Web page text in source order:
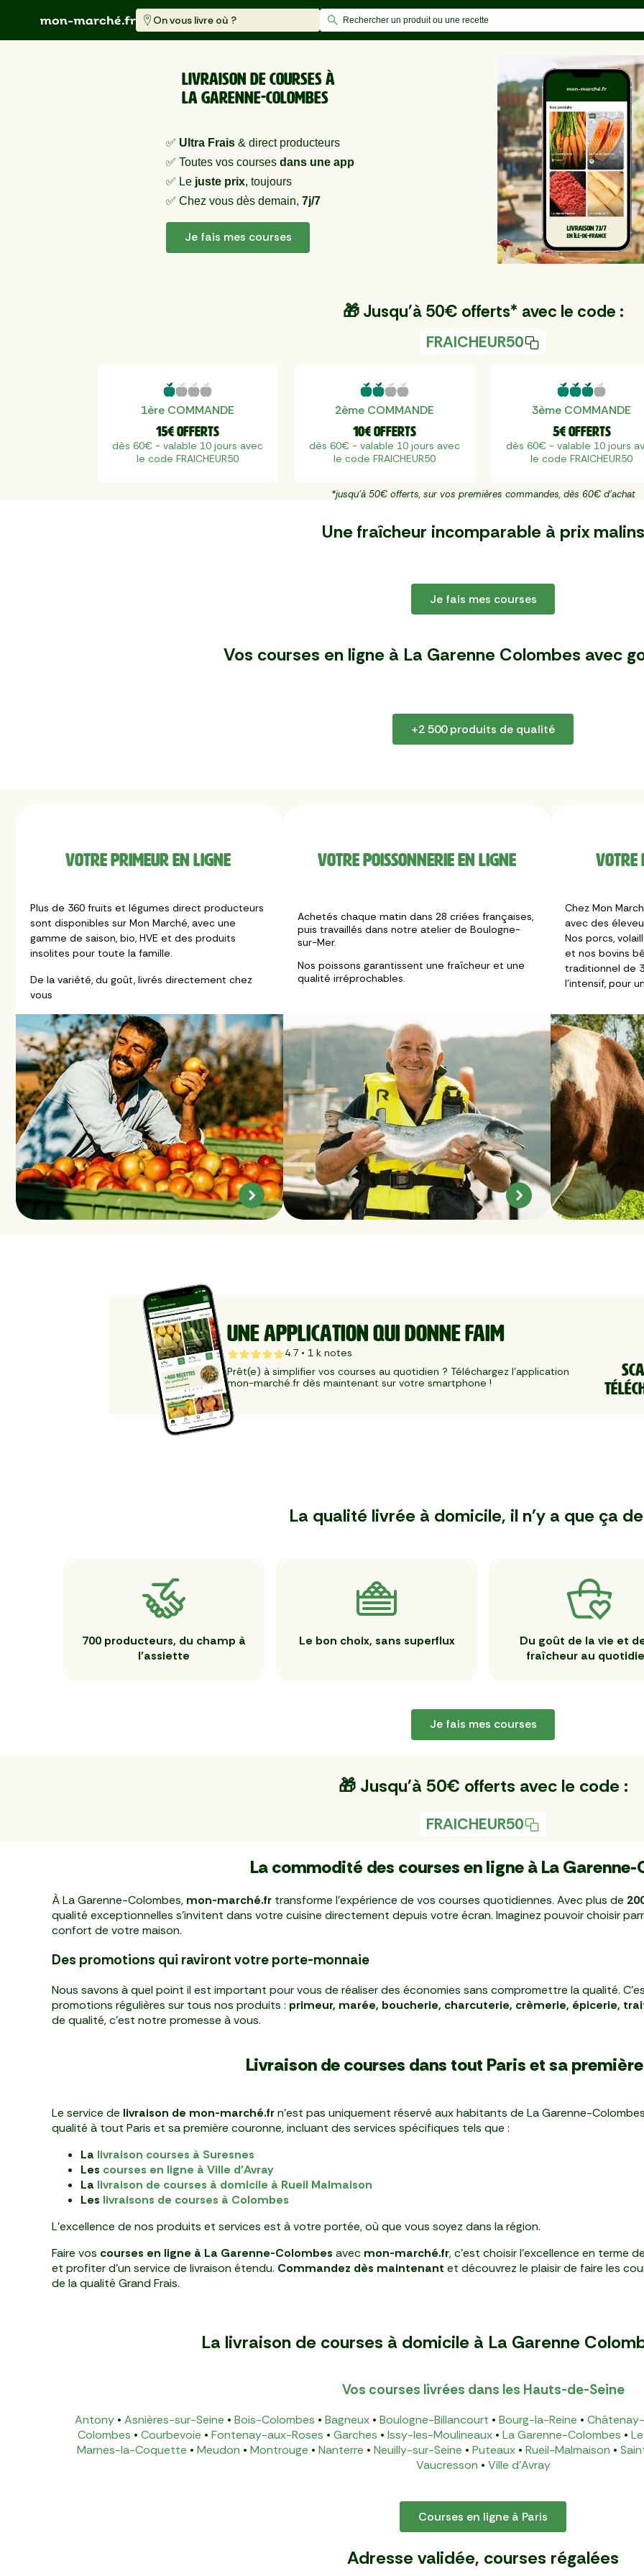
On vous livre où ?
Livraison de courses à
La Garenne-Colombes
✅ Ultra Frais & direct producteurs
✅ Toutes vos courses dans une app
✅ Le juste prix, toujours
✅ Chez vous dès demain, 7j/7
Je fais mes courses
🎁 Jusqu'à 50€ offerts* avec le code :
FRAICHEUR50
1ère COMMANDE
15€ offerts
dès 60€ - valable 10 jours avec
le code FRAICHEUR50
2ème COMMANDE
10€ offerts
dès 60€ - valable 10 jours avec
le code FRAICHEUR50
3ème COMMANDE
5€ offerts
dès 60€ - valable 10 jours
le code FRAICHEUR50
*jusqu'à 50€ offerts, sur vos premières commandes, dès 60€ d'achat
Une fraîcheur incomparable à prix malins
Je fais mes courses
Vos courses en ligne à La Garenne Colombes avec
+2 500 produits de qualité
Votre primeur en ligne
Plus de 360 fruits et légumes direct producteurs
sont disponibles sur Mon Marché, avec une
gamme de saison, bio, HVE et des produits
insolites pour toute la famille.
De la variété, du goût, livrés directement chez
vous
Votre poissonnerie en ligne
Achetés chaque matin dans 28 criées françaises,
puis travaillés dans notre atelier de Boulogne-
sur-Mer.
Nos poissons garantissent une fraîcheur et une
qualité irréprochables.
Votre
Chez Mon
avec des
Nos porcs,
et nos bovins
traditionnel de
l’intensif, pour
UNE APPLICATION QUI DONNE FAIM
4.7 •1 k notes
Prêt(e) à simplifier vos courses au quotidien ? Téléchargez l'application
mon-marché.fr dès maintenant sur votre smartphone !
La qualité livrée à domicile, il n'y a que ça
700 producteurs, du champ à
l'assiette
Le bon choix, sans superflux
Du goût de la vie et
fraîcheur au
Je fais mes courses
🎁 Jusqu'à 50€ offerts avec le code :
FRAICHEUR50
La commodité des courses en ligne à La Garenne-
À La Garenne-Colombes, mon-marché.fr transforme l'expérience de vos courses quotidiennes. Avec plus de
qualité exceptionnelles s'invitent dans votre cuisine directement depuis votre écran. Imaginez pouvoir choisir
confort de votre maison.
Des promotions qui raviront votre porte-monnaie
Nous savons à quel point il est important pour vous de réaliser des économies sans compromettre la qualité.
promotions régulières sur tous nos produits : primeur, marée, boucherie, charcuterie, crèmerie, épicerie,
de qualité, c'est notre promesse à vous.
Livraison de courses dans tout Paris et sa
Le service de livraison de mon-marché.frn'est pas uniquement réservé aux habitants de La Garenne-
qualité à tout Paris et sa première couronne, incluant des services spécifiques tels que :
La livraison courses à Suresnes
Les courses en ligne à Ville d'Avray
La livraison de courses à domicile à Rueil Malmaison
Les livraisons de courses à Colombes
L'excellence de nos produits et services est à votre portée, où que vous soyez dans la région.
Faire vos courses en ligne à La Garenne-Colombes avec mon-marché.fr, c'est choisir l'excellence en terme
et profiter d'un service de livraison étendu. Commandez dès maintenant et découvrez le plaisir de faire les
de la qualité Grand Frais.
La livraison de courses à domicile à La Garenne
Vos courses livrées dans les Hauts-de-Seine
Antony• Asnières-sur-Seine • Bois-Colombes • Bagneux• Boulogne-Billancourt • Bourg-la-Reine •
Colombes • Courbevoie • Fontenay-aux-Roses • Garches • Issy-les-Moulineaux• La Garenne-Colombes •
Marnes-la-Coquette • Meudon • Montrouge • Nanterre • Neuilly-sur-Seine • Puteaux • Rueil-Malmaison •
Vaucresson • Ville d'Avray
Courses en ligne à Paris
Adresse validée, courses régalées